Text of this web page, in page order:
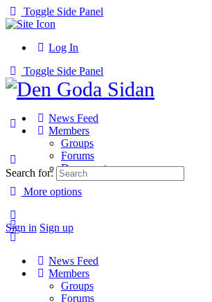
Toggle Side Panel
Log In
Toggle Side Panel
News Feed
Members
Groups
Forums
Documents
More options
Sign in Sign up
Search for:
News Feed
Members
Groups
Forums